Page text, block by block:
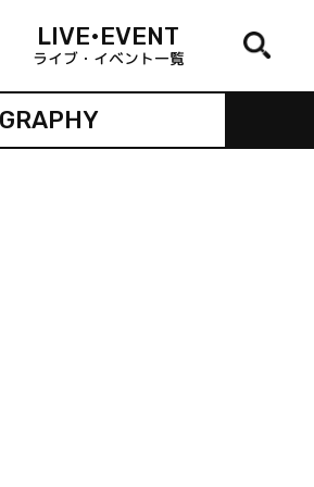
LIVE•EVENT
ライブ・イベント一覧